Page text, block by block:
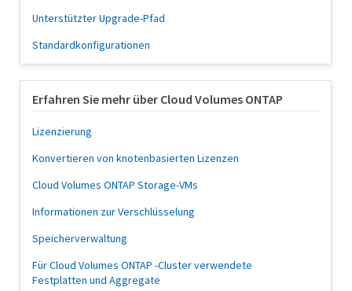
Unterstützter Upgrade-Pfad
Standardkonfigurationen
Erfahren Sie mehr über Cloud Volumes ONTAP
Lizenzierung
Konvertieren von knotenbasierten Lizenzen
Cloud Volumes ONTAP Storage-VMs
Informationen zur Verschlüsselung
Speicherverwaltung
Für Cloud Volumes ONTAP -Cluster verwendete
Festplatten und Aggregate